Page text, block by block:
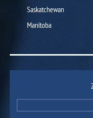
Saskatchewan
Manitoba